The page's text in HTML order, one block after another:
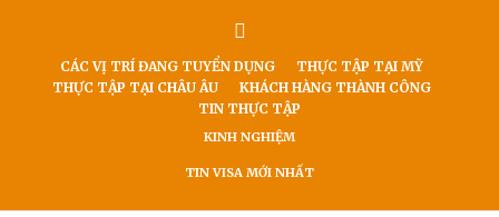
CÁC VỊ TRÍ ĐANG TUYỂN DỤNG
THỰC TẬP TẠI MỸ
THỰC TẬP TẠI CHÂU ÂU
KHÁCH HÀNG THÀNH CÔNG
TIN THỰC TẬP
KINH NGHIỆM
TIN VISA MỚI NHẤT